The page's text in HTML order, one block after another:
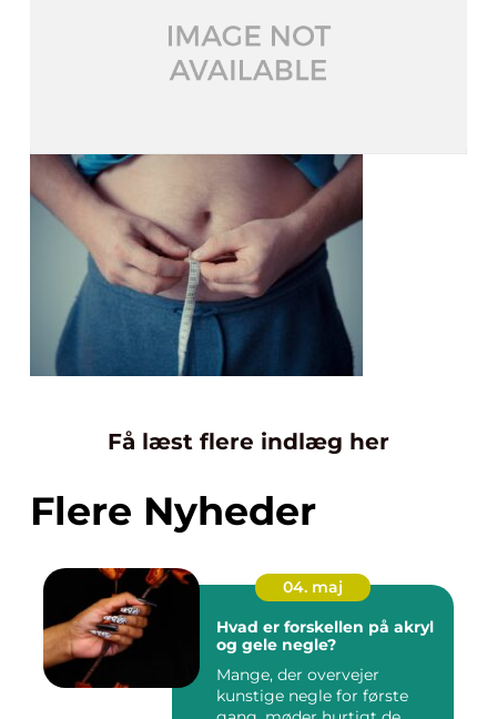
Få læst flere indlæg her
Flere Nyheder
04. maj
Hvad er forskellen på akryl
og gele negle?
Mange, der overvejer
kunstige negle for første